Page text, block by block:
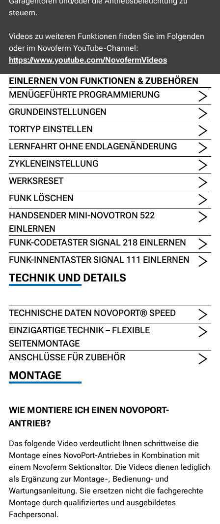
steuern.
Videos zu weiteren Funktionen finden Sie im Folgenden
oder im Novoferm YouTube-Channel:
https://www.youtube.com/NovofermVideos
EINLERNEN VON FUNKTIONEN & ZUBEHÖREN
MENÜGEFÜHRTE PROGRAMMIERUNG
GRUNDEINSTELLUNGEN
TORTYP EINSTELLEN
LERNFAHRT OHNE ENDLAGENÄNDERUNG
ZYKLENEINSTELLUNG
WERKSRESET
FUNK LÖSCHEN
HANDSENDER MINI-NOVOTRON 522
EINLERNEN
FUNK-CODETASTER SIGNAL 218 EINLERNEN
FUNK-INNENTASTER SIGNAL 111 EINLERNEN
TECHNIK UND DETAILS
TECHNISCHE DATEN NOVOPORT® SPEED
EINZIGARTIGE TECHNIK – FLEXIBLE
SEITENMONTAGE
ANSCHLÜSSE FÜR ZUBEHÖR
MONTAGE
WIE MONTIERE ICH EINEN NOVOPORT-
ANTRIEB?
Das folgende Video verdeutlicht Ihnen schrittweise die
Montage eines NovoPort-Antriebes in Kombination mit
einem Novoferm Sektionaltor. Die Videos dienen lediglich
als Ergänzung zur Montage-, Bedienung- und
Wartungsanleitung. Sie ersetzen nicht die fachgerechte
Montage durch qualifiziertes und ausgebildetes
Fachpersonal.